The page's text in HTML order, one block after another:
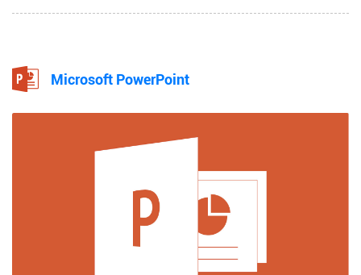
Microsoft PowerPoint